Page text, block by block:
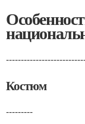
Костюм
---------